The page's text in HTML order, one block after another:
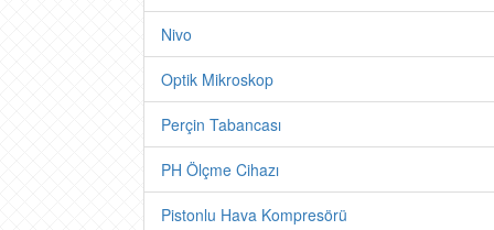
Nivo
Optik Mikroskop
Perçin Tabancası
PH Ölçme Cihazı
Pistonlu Hava Kompresörü